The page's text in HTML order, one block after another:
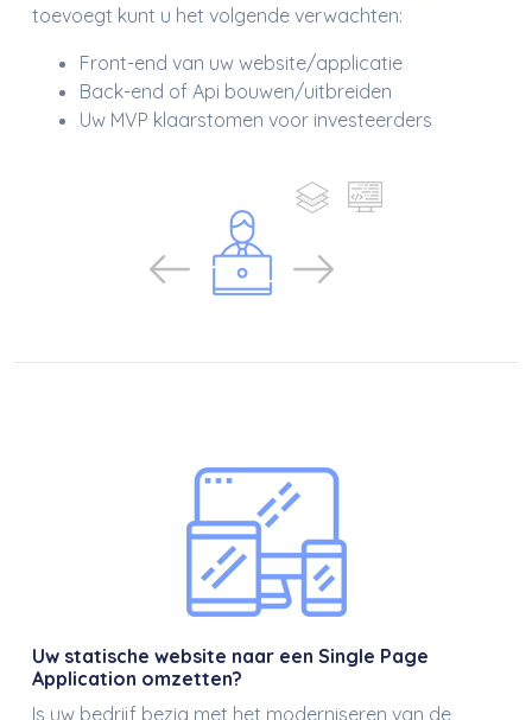
toevoegt kunt u het volgende verwachten:
Front-end van uw website/applicatie
Back-end of Api bouwen/uitbreiden
Uw MVP klaarstomen voor investeerders
Uw statische website naar een Single Page
Application omzetten?
Is uw bedrijf bezig met het moderniseren van de